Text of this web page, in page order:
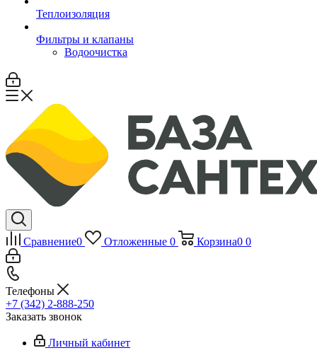
Теплоизоляция
Фильтры и клапаны
Водоочистка
Сравнение0 Отложенные 0 Корзина0 0
Телефоны
+7 (342) 2-888-250
Заказать звонок
Личный кабинет